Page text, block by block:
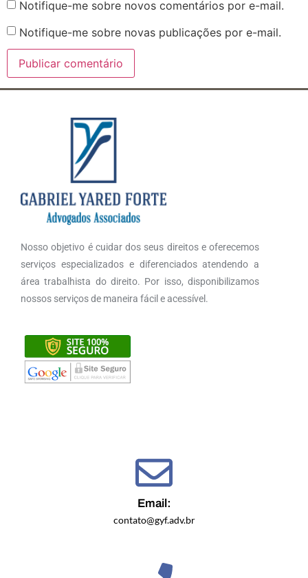
Notifique-me sobre novos comentários por e-mail.
Notifique-me sobre novas publicações por e-mail.
Nosso objetivo é cuidar dos seus direitos e oferecemos
serviços especializados e diferenciados atendendo a
área trabalhista do direito. Por isso, disponibilizamos
nossos serviços de maneira fácil e acessível.
Email:
contato@gyf.adv.br